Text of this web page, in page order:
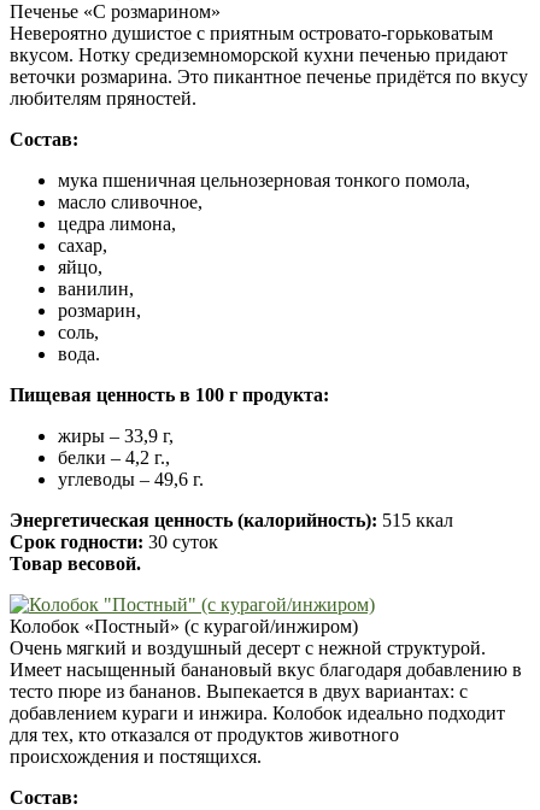
Печенье «С розмарином»
Невероятно душистое с приятным островато-горьковатым
вкусом. Нотку средиземноморской кухни печенью придают
веточки розмарина. Это пикантное печенье придётся по вкусу
любителям пряностей.
Состав:
мука пшеничная цельнозерновая тонкого помола,
масло сливочное,
цедра лимона,
сахар,
яйцо,
ванилин,
розмарин,
соль,
вода.
Пищевая ценность в 100 г продукта:
жиры – 33,9 г,
белки – 4,2 г.,
углеводы – 49,6 г.
Энергетическая ценность (калорийность): 515 ккал
Срок годности: 30 суток
Товар весовой.
Колобок «Постный» (с курагой/инжиром)
Очень мягкий и воздушный десерт с нежной структурой.
Имеет насыщенный банановый вкус благодаря добавлению в
тесто пюре из бананов. Выпекается в двух вариантах: с
добавлением кураги и инжира. Колобок идеально подходит
для тех, кто отказался от продуктов животного
происхождения и постящихся.
Состав: